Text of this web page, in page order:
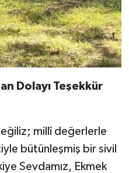
Dolayı Teşekkür
millî değerlerle
bütünleşmiş bir sivil
Sevdamız, Ekmek